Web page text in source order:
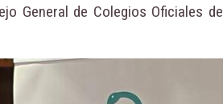
General de Colegios Oficiales de